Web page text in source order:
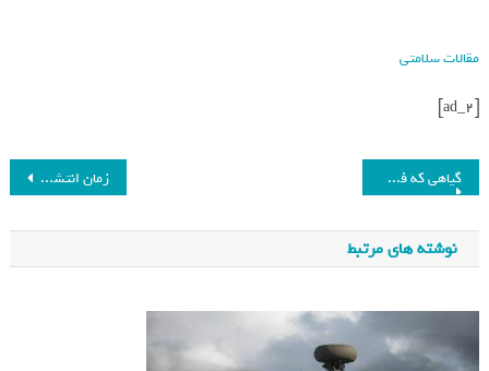
مقالات سلامتی
[ad_2]
زمان انتشار آپدیت HyperOS 2.2 شیائومی به‌طور غیرمستقیم مشخص شد_فرنگی گیاهی که فشار خون را تنظیم، سیستم ایمنی و دستگاه گوارش را تقویت، سلامت قلب و عروق را حفظ می کند و سرشار از ویتامین سی است_فرنگی
نوشته های مرتبط